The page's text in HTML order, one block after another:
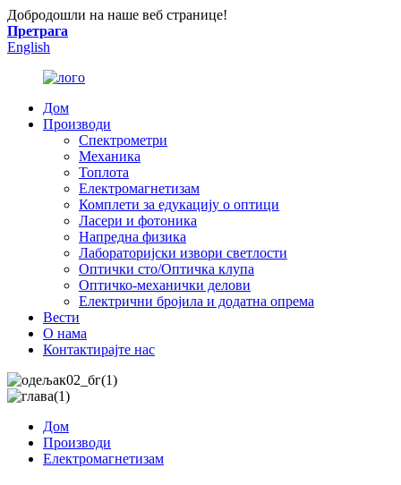
Добродошли на наше веб странице!
Претрага
English
Дом
Производи
Спектрометри
Механика
Топлота
Електромагнетизам
Комплети за едукацију о оптици
Ласери и фотоника
Напредна физика
Лабораторијски извори светлости
Оптички сто/Оптичка клупа
Оптичко-механички делови
Електрични бројила и додатна опрема
Вести
О нама
Контактирајте нас
Дом
Производи
Електромагнетизам